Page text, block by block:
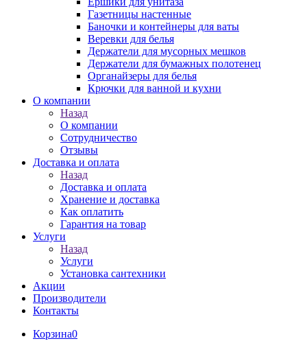
Газетницы настенные
Баночки и контейнеры для ваты
Веревки для белья
Держатели для мусорных мешков
Держатели для бумажных полотенец
Органайзеры для белья
Крючки для ванной и кухни
О компании
Назад
О компании
Сотрудничество
Отзывы
Доставка и оплата
Назад
Доставка и оплата
Хранение и доставка
Как оплатить
Гарантия на товар
Услуги
Назад
Услуги
Установка сантехники
Акции
Производители
Контакты
Корзина0